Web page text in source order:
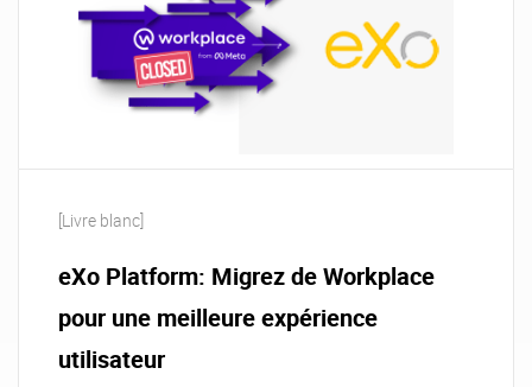
[Livre blanc]
eXo Platform: Migrez de Workplace
pour une meilleure expérience
utilisateur